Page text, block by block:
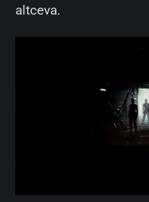
altceva.